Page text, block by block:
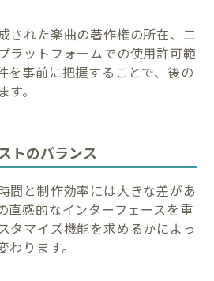
された楽曲の著作権の所在、二
ラットフォームでの使用許可範
を事前に把握することで、後の
。
トのバランス
間と制作効率には大きな差があ
直感的なインターフェースを重
タマイズ機能を求めるかによっ
ります。